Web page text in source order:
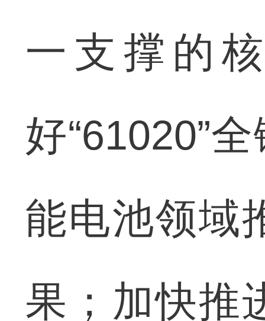
一支撑的
好“61020”
能电池领域
果；加快推